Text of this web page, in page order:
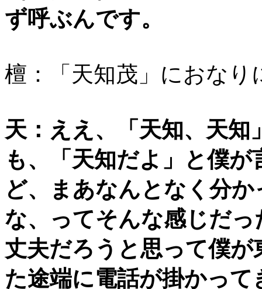
ず呼ぶんです。
檀：「天知茂」におなり
天：ええ、「天知、天
も、「天知だよ」と僕
ど、まあなんとなく分
な、ってそんな感じだ
丈夫だろうと思って僕
た途端に電話が掛かっ